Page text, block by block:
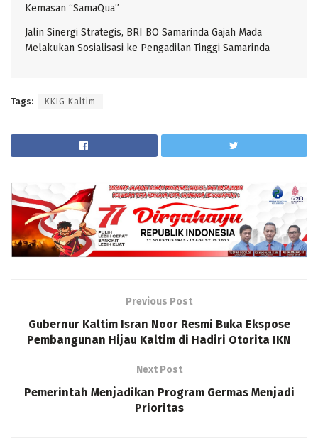
Kemasan “SamaQua”
Jalin Sinergi Strategis, BRI BO Samarinda Gajah Mada
Melakukan Sosialisasi ke Pengadilan Tinggi Samarinda
Tags: KKIG Kaltim
Previous Post
Gubernur Kaltim Isran Noor Resmi Buka Ekspose
Pembangunan Hijau Kaltim di Hadiri Otorita IKN
Next Post
Pemerintah Menjadikan Program Germas Menjadi
Prioritas